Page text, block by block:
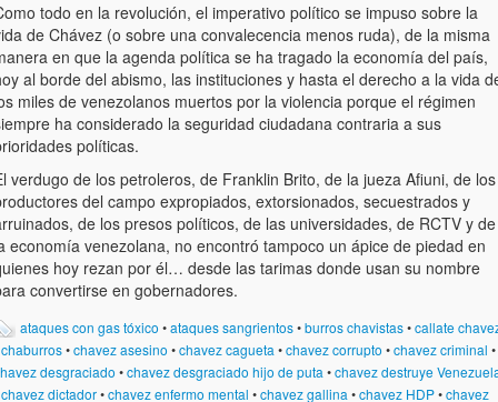
todo en la revolución, el imperativo político se impuso sobre la
de Chávez (o sobre una convalecencia menos ruda), de la misma
en que la agenda política se ha tragado la economía del país,
al borde del abismo, las instituciones y hasta el derecho a la vida
miles de venezolanos muertos por la violencia porque el régimen
ha considerado la seguridad ciudadana contraria a sus
políticas.
verdugo de los petroleros, de Franklin Brito, de la jueza Afiuni, de los
del campo expropiados, extorsionados, secuestrados y
de los presos políticos, de las universidades, de RCTV y de
economía venezolana, no encontró tampoco un ápice de piedad en
hoy rezan por él… desde las tarimas donde usan su nombre
convertirse en gobernadores.
ataques con gas tóxico •ataques sangrientos•burros chavistas•callate
chaburros•chavez asesino •chavez cagueta •chavez corrupto •chavez criminal •
desgraciado •chavez desgraciado hijo de puta •chavez destruye
chavez dictador•chavez enfermo mental •chavez gallina •chavez HDP•chavez